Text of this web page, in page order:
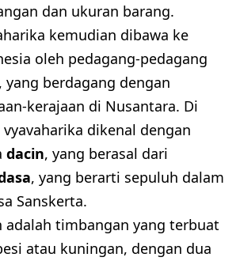
dan ukuran barang.
kemudian dibawa ke
oleh pedagang-pedagang
yang berdagang dengan
kerajaan di Nusantara. Di
vyavaharika dikenal dengan
dacin, yang berasal dari
, yang berarti sepuluh dalam
Sanskerta.
adalah timbangan yang terbuat
atau kuningan, dengan dua